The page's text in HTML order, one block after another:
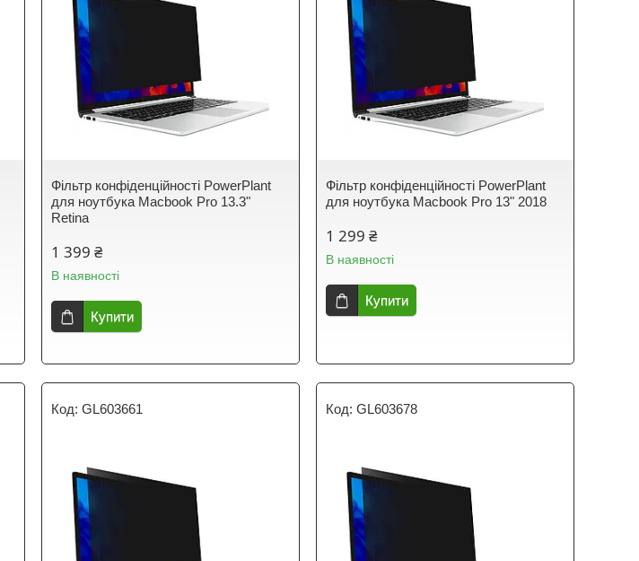
Фільтр конфіденційності PowerPlant
для ноутбука Macbook Pro 13.3"
Retina
1 399 ₴
В наявності
Купити
Фільтр конфіденційності PowerPlant
для ноутбука Macbook Pro 13" 2018
1 299 ₴
В наявності
Купити
GL603661 GL603678